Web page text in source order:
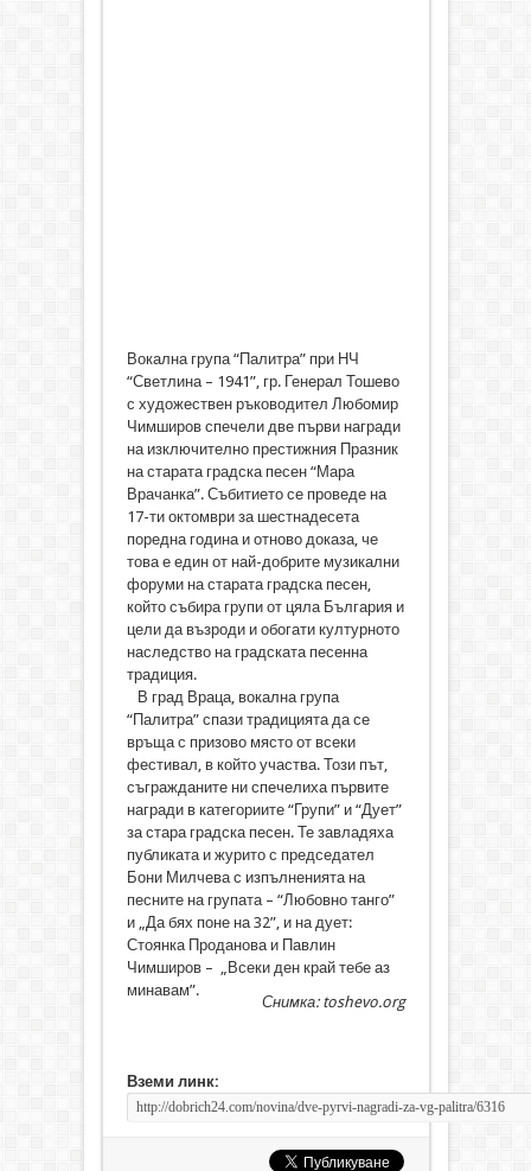
Вокална група “Палитра” при НЧ
“Светлина – 1941”, гр. Генерал Тошево
с художествен ръководител Любомир
Чимширов спечели две първи награди
на изключително престижния Празник
на старата градска песен “Мара
Врачанка”. Събитието се проведе на
17-ти октомври за шестнадесета
поредна година и отново доказа, че
това е един от най-добрите музикални
форуми на старата градска песен,
който събира групи от цяла България и
цели да възроди и обогати културното
наследство на градската песенна
традиция.
В град Враца, вокална група
“Палитра” спази традицията да се
връща с призово място от всеки
фестивал, в който участва. Този път,
съгражданите ни спечелиха първите
награди в категориите “Групи” и “Дует”
за стара градска песен. Те завладяха
публиката и журито с председател
Бони Милчева с изпълненията на
песните на групата – “Любовно танго”
и „Да бях поне на 32”, и на дует:
Стоянка Проданова и Павлин
Чимширов – „Всеки ден край тебе аз
минавам”.
Снимка: toshevo.org
Вземи линк: